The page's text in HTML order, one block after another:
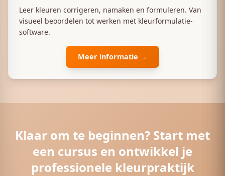
Leer kleuren corrigeren, namaken en formuleren. Van
visueel beoordelen tot werken met kleurformulatie-
software.
Meer informatie →
Klaar om te beginnen? Start met
een cursus en ontwikkel je
professionele kleurpraktijk